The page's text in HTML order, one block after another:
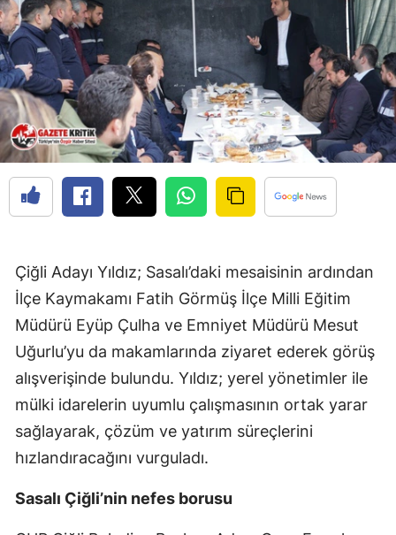
Çiğli Adayı Yıldız; Sasalı’daki mesaisinin ardından
İlçe Kaymakamı Fatih Görmüş İlçe Milli Eğitim
Müdürü Eyüp Çulha ve Emniyet Müdürü Mesut
Uğurlu’yu da makamlarında ziyaret ederek görüş
alışverişinde bulundu. Yıldız; yerel yönetimler ile
mülki idarelerin uyumlu çalışmasının ortak yarar
sağlayarak, çözüm ve yatırım süreçlerini
hızlandıracağını vurguladı.
Sasalı Çiğli’nin nefes borusu